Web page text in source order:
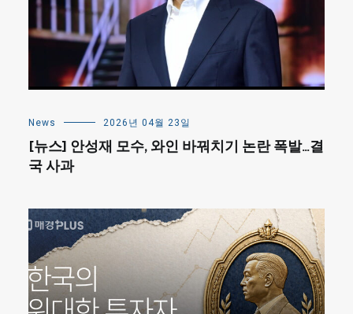
News 2026년 04월 23일
[뉴스] 안성재 모수, 와인 바꿔치기 논란 폭발…결
국 사과